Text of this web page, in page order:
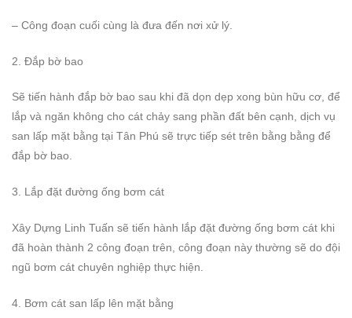
– Công đoạn cuối cùng là đưa đến nơi xử lý.
2. Đắp bờ bao
Sẽ tiến hành đắp bờ bao sau khi đã dọn dẹp xong bùn hữu cơ, để
lắp và ngăn không cho cát chảy sang phần đất bên cạnh, dịch vụ
san lấp mặt bằng tại Tân Phú sẽ trực tiếp sét trên bằng bằng để
đắp bờ bao.
3. Lắp đặt đường ống bơm cát
Xây Dựng Linh Tuấn sẽ tiến hành lắp đặt đường ống bơm cát khi
đã hoàn thành 2 công đoạn trên, công đoạn này thường sẽ do đội
ngũ bơm cát chuyên nghiệp thực hiện.
4. Bơm cát san lấp lên mặt bằng